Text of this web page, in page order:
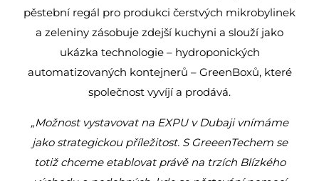
pěstební regál pro produkci čerstvých mikrobylinek
a zeleniny zásobuje zdejší kuchyni a slouží jako
ukázka technologie – hydroponických
automatizovaných kontejnerů – GreenBoxů, které
společnost vyvíjí a prodává.
„Možnost vystavovat na EXPU v Dubaji vnímáme
jako strategickou příležitost. S GreeenTechem se
totiž chceme etablovat právě na trzích Blízkého